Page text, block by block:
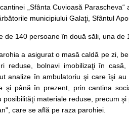
„Sfânta Cuvioasă
municipiului Galaţi, Sfântul
de 140 persoane în două săli, una de
a asigurat o masă caldă pe zi,
reduse, bolnavi imobilizaţi în
analize în ambulatoriu şi care îşi
şi până în prezent, prin cantina
posibilităţi materiale reduse, precum
care se află pe raza parohiei.